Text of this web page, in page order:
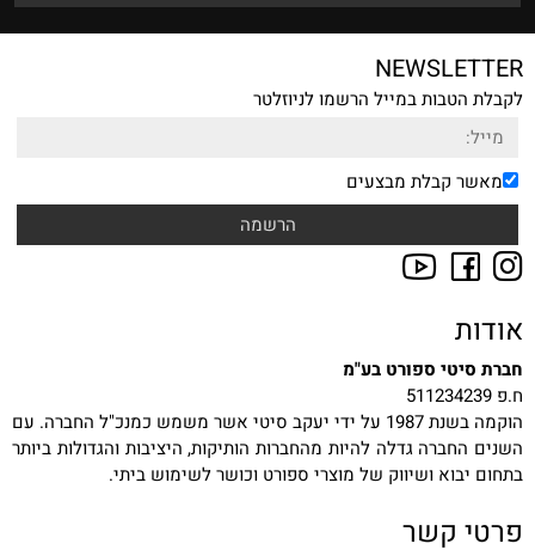
NEWSLETTER
לקבלת הטבות במייל הרשמו לניוזלטר
מאשר קבלת מבצעים
אודות
חברת סיטי ספורט בע"מ
ח.פ 511234239
הוקמה בשנת 1987 על ידי יעקב סיטי אשר משמש כמנכ"ל החברה. עם
השנים החברה גדלה להיות מהחברות הותיקות, היציבות והגדולות ביותר
בתחום יבוא ושיווק של מוצרי ספורט וכושר לשימוש ביתי.
פרטי קשר